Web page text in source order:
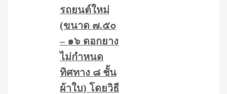
รถยนต์ใหม่
(ขนาด ๗.๕๐
– ๑๖ ดอกยาง
ไม่กำหนด
ทิศทาง ๘ ชั้น
ผ้าใบ) โดยวิธี